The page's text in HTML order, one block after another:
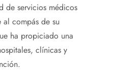
de servicios médicos
al compás de su
ha propiciado una
clínicas y